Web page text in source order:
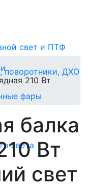
свет и ПТФ
поворотники, ДХО
фары
света
210 Вт
балка
Вт
свет